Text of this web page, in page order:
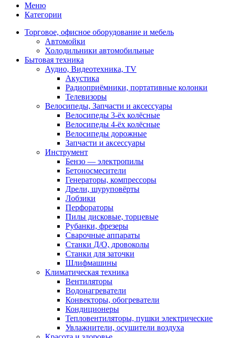
Меню
Категории
Торговое, офисное оборудование и мебель
Автомойки
Холодильники автомобильные
Бытовая техника
Аудио, Видеотехника, TV
Акустика
Радиоприёмники, портативные колонки
Телевизоры
Велосипеды, Запчасти и аксессуары
Велосипеды 3-ёх колёсные
Велосипеды 4-ёх колёсные
Велосипеды дорожные
Запчасти и аксессуары
Инструмент
Бензо — электропилы
Бетоносмесители
Генераторы, компрессоры
Дрели, шуруповёрты
Лобзики
Перфораторы
Пилы дисковые, торцевые
Рубанки, фрезеры
Сварочные аппараты
Станки Д/О, дровоколы
Станки для заточки
Шлифмашины
Климатическая техника
Вентиляторы
Водонагреватели
Конвекторы, обогреватели
Кондиционеры
Тепловентиляторы, пушки электрические
Увлажнители, осушители воздуха